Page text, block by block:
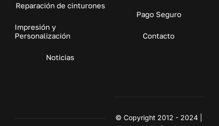
Reparación de cinturones
Impresión y
Personalización
Noticias
Pago Seguro
Contacto
© Copyright 2012 - 2024 |